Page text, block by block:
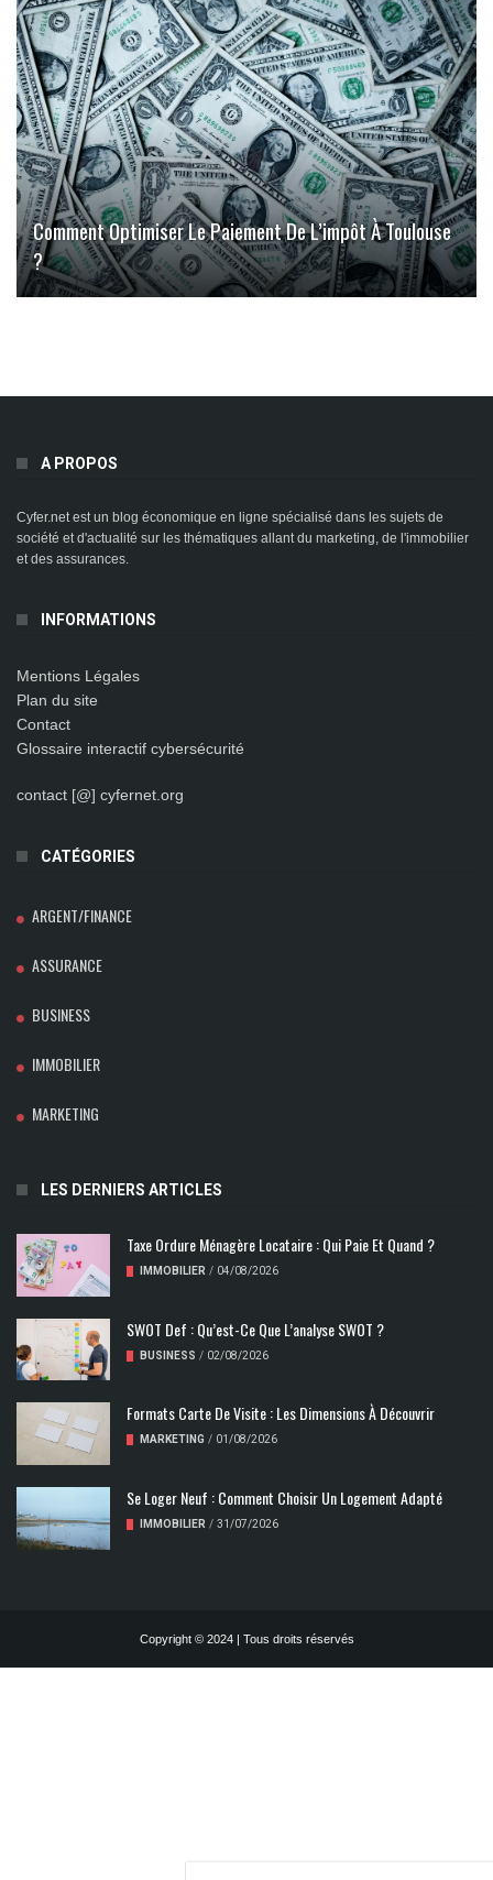
Comment Optimiser Le Paiement De L’impôt À Toulouse
?
A PROPOS
Cyfer.net est un blog économique en ligne spécialisé dans les sujets de
société et d'actualité sur les thématiques allant du marketing, de l'immobilier
et des assurances.
INFORMATIONS
Mentions Légales
Plan du site
Contact
Glossaire interactif cybersécurité
contact [@] cyfernet.org
CATÉGORIES
ARGENT/FINANCE
ASSURANCE
BUSINESS
IMMOBILIER
MARKETING
LES DERNIERS ARTICLES
Taxe Ordure Ménagère Locataire : Qui Paie Et Quand ?
IMMOBILIER / 04/08/2026
SWOT Def : Qu’est-Ce Que L’analyse SWOT ?
BUSINESS / 02/08/2026
Formats Carte De Visite : Les Dimensions À Découvrir
MARKETING / 01/08/2026
Se Loger Neuf : Comment Choisir Un Logement Adapté
IMMOBILIER / 31/07/2026
Copyright © 2024 | Tous droits réservés